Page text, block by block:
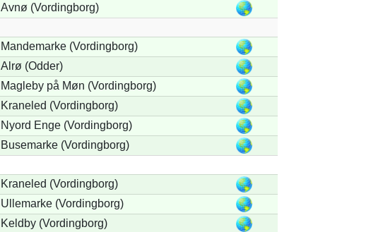
Avnø (Vordingborg)
Mandemarke (Vordingborg)
Alrø (Odder)
Magleby på Møn (Vordingborg)
Kraneled (Vordingborg)
Nyord Enge (Vordingborg)
Busemarke (Vordingborg)
Kraneled (Vordingborg)
Ullemarke (Vordingborg)
Keldby (Vordingborg)